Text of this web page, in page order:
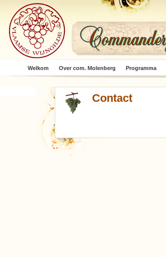
Welkom Over com. Molenberg Programma
Contact